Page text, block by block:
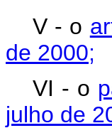
V - o
de 2000;
VI - o
julho de